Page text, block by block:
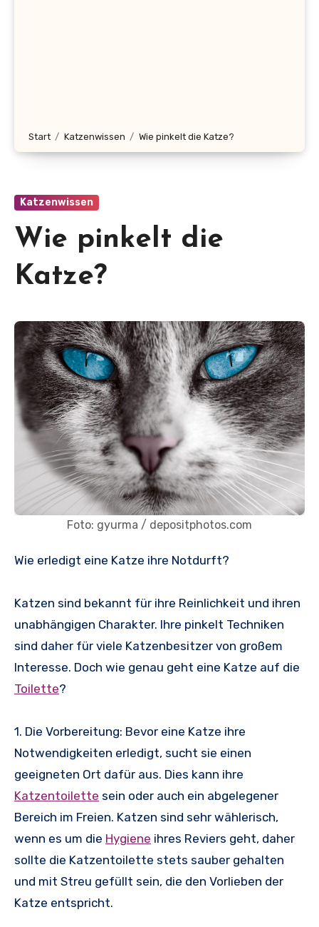
Start Katzenwissen Wie pinkelt die Katze?
Katzenwissen
Wie pinkelt die
Katze?
Foto: gyurma / depositphotos.com
Wie erledigt eine Katze ihre Notdurft?
Katzen sind bekannt für ihre Reinlichkeit und ihren
unabhängigen Charakter. Ihre pinkelt Techniken
sind daher für viele Katzenbesitzer von großem
Interesse. Doch wie genau geht eine Katze auf die
Toilette?
1. Die Vorbereitung: Bevor eine Katze ihre
Notwendigkeiten erledigt, sucht sie einen
geeigneten Ort dafür aus. Dies kann ihre
Katzentoilette sein oder auch ein abgelegener
Bereich im Freien. Katzen sind sehr wählerisch,
wenn es um die Hygiene ihres Reviers geht, daher
sollte die Katzentoilette stets sauber gehalten
und mit Streu gefüllt sein, die den Vorlieben der
Katze entspricht.